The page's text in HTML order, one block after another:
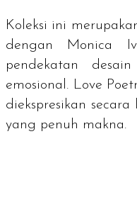
Koleksi ini
dengan Monica
pendekatan
emosional. Love
diekspresikan
yang penuh makna.